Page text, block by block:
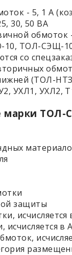
- 5, 1 А
30, 50 ВА
обмоток
ТОЛ-СЭЩ-
со
(ТОЛ-
УХЛ1, УХЛ2,
ТОЛ-
защиты
исчисляется
в А